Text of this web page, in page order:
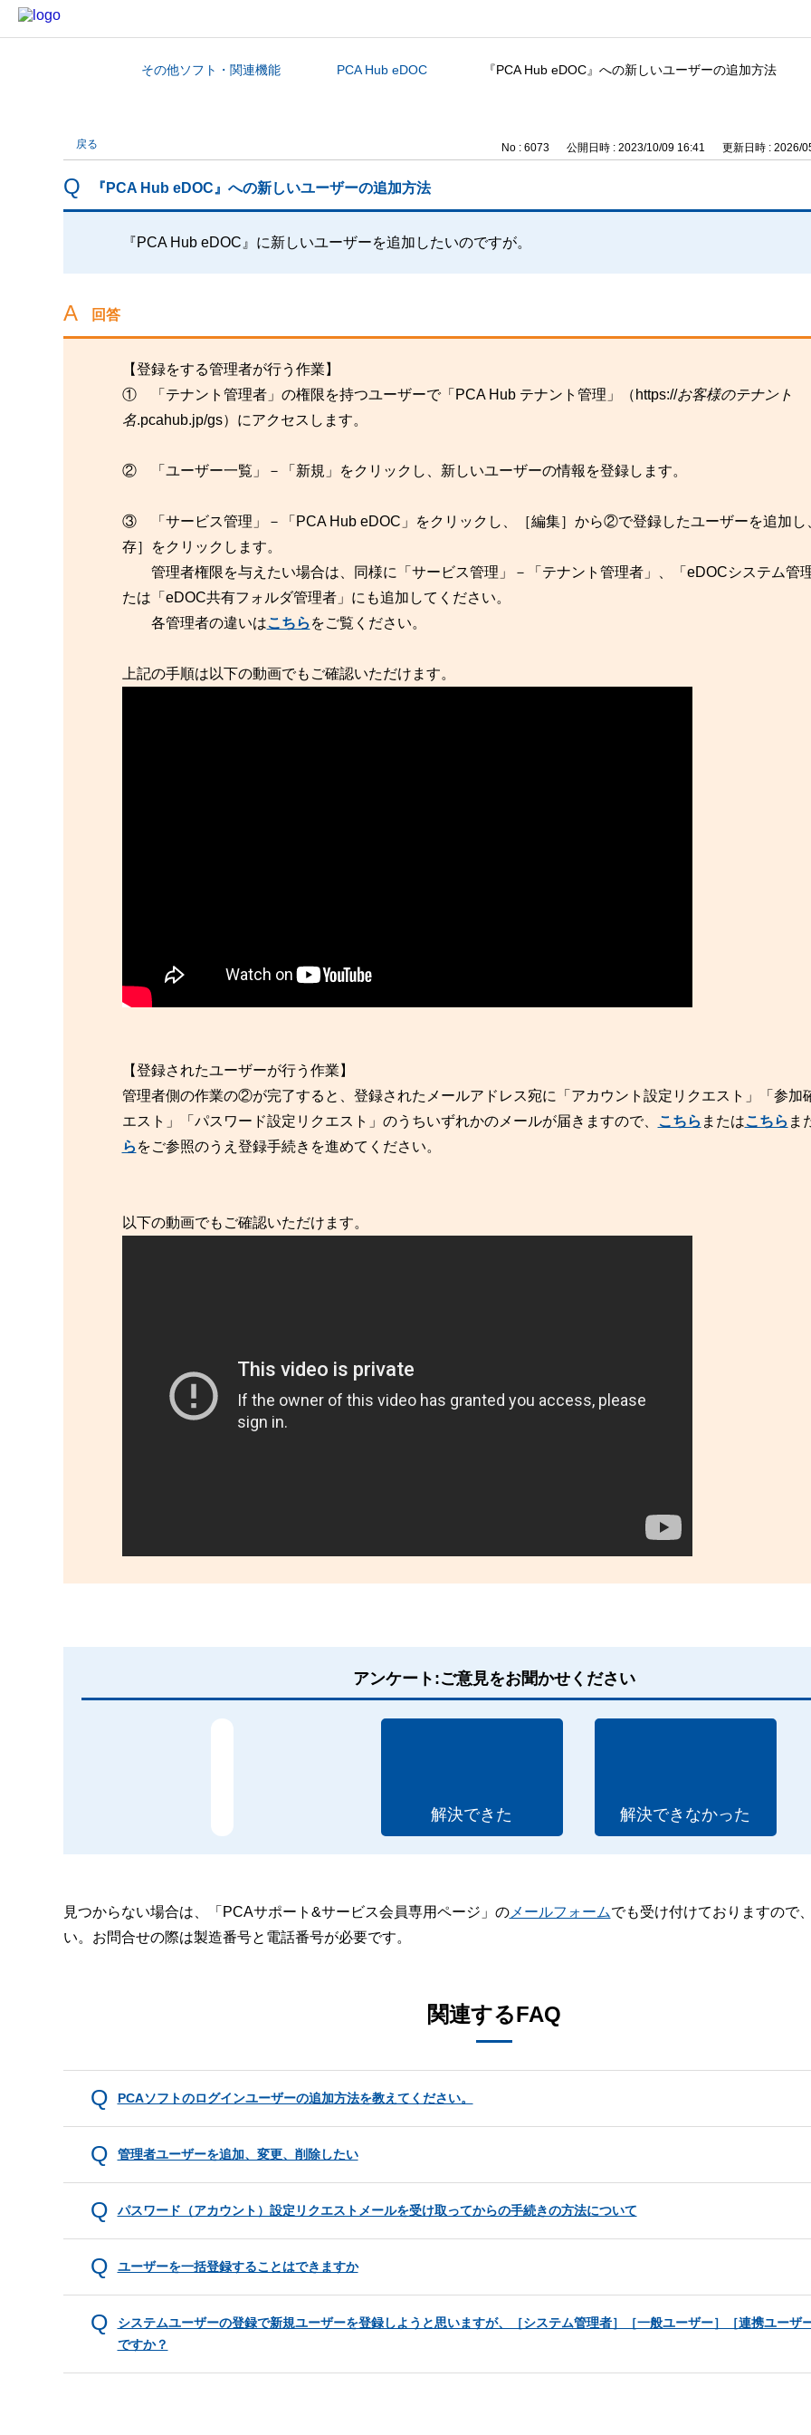
カテゴリから探すその他ソフト・関連機能 PCA Hub eDOC 『PCA Hub eDOC』への新しいユーザーの追加方法
戻る No : 6073 公開日時 : 2023/10/09 16:41 更新日時 : 2026/
『PCA Hub eDOC』への新しいユーザーの追加方法
『PCA Hub eDOC』に新しいユーザーを追加したいのですが。
回答
【登録をする管理者が行う作業】
① 「テナント管理者」の権限を持つユーザーで「PCA Hub テナント管理」（https://お客様のテナント
名.pcahub.jp/gs）にアクセスします。
② 「ユーザー一覧」－「新規」をクリックし、新しいユーザーの情報を登録します。
③ 「サービス管理」－「PCA Hub eDOC」をクリックし、［編集］から②で登録したユーザーを追加し
存］をクリックします。
管理者権限を与えたい場合は、同様に「サービス管理」－「テナント管理者」、「eDOCシステム管
たは「eDOC共有フォルダ管理者」にも追加してください。
各管理者の違いはこちら をご覧ください。
上記の手順は以下の動画でもご確認いただけます。
【登録されたユーザーが行う作業】
管理者側の作業の②が完了すると、登録されたメールアドレス宛に「アカウント設定リクエスト」「参加
エスト」「パスワード設定リクエスト」のうちいずれかのメールが届きますので、 こちら またはこちら ま
ら をご参照のうえ登録手続きを進めてください。
以下の動画でもご確認いただけます。
アンケート:ご意見をお聞かせください
解決できた 解決できなかった
見つからない場合は、「PCAサポート&サービス会員専用ページ」のメールフォームでも受け付けておりますので
い。お問合せの際は製造番号と電話番号が必要です。
関連するFAQ
PCAソフトのログインユーザーの追加方法を教えてください。
管理者ユーザーを追加、変更、削除したい
パスワード（アカウント）設定リクエストメールを受け取ってからの手続きの方法について
ユーザーを一括登録することはできますか
システムユーザーの登録で新規ユーザーを登録しようと思いますが、［システム管理者］［一般ユーザー］［連携ユーザ
ですか？